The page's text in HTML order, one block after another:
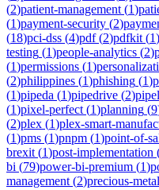
(2)patient-management (1)
(1)payment-security (2)
(18)pci-dss (4)pdf(2)pdfkit (1)
testing (1)people-analytics (2)
(1)permissions (1)
(2)philippines (1)phishing (1)
(1)pipeda (1)pipedrive (2)
(1)pixel-perfect (1)planning (9
(2)plex (1)plex-smart-
(1)pms (1)pnpm (1)point-of-
brexit (1)post-implementation
bi (79)power-bi-premium (1)
management (2)precious-